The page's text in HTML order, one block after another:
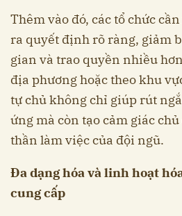
Thêm vào đó, các tổ chức
ra quyết định rõ ràng, giảm
gian và trao quyền nhiều
địa phương hoặc theo khu
tự chủ không chỉ giúp rút
ứng mà còn tạo cảm giác
thần làm việc của đội ngũ.
Đa dạng hóa và linh hoạt
cung cấp